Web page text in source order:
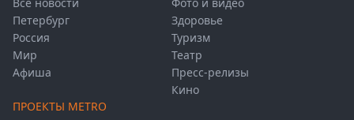
Петербург
Россия
Мир
Афиша
Здоровье
Туризм
Театр
Пресс-релизы
Кино
ПРОЕКТЫ METRO